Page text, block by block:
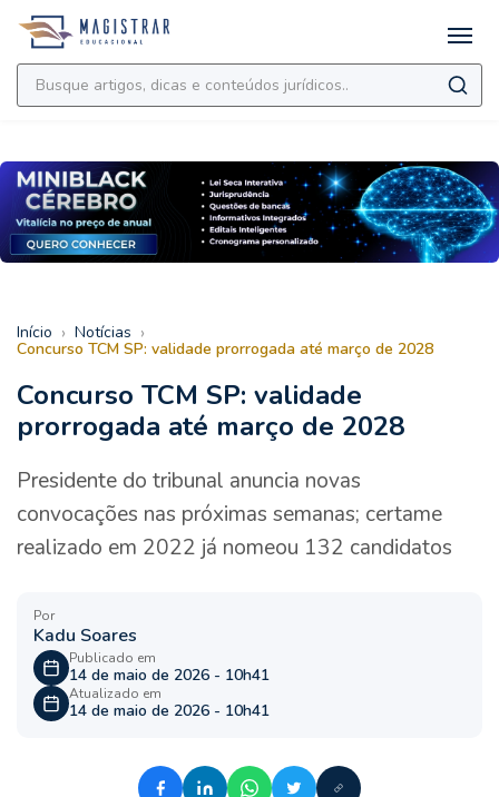
Início › Notícias ›
Concurso TCM SP: validade prorrogada até março de 2028
Concurso TCM SP: validade
prorrogada até março de 2028
Presidente do tribunal anuncia novas
convocações nas próximas semanas; certame
realizado em 2022 já nomeou 132 candidatos
Por
Kadu Soares
Publicado em
14 de maio de 2026 - 10h41
Atualizado em
14 de maio de 2026 - 10h41